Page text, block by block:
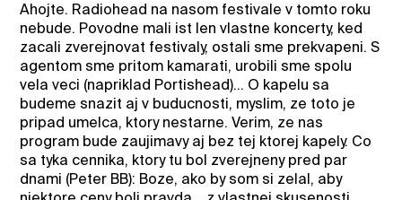
Ahojte. Radiohead na nasom festivale v tomto roku
nebude. Povodne mali ist len vlastne koncerty, ked
zacali zverejnovat festivaly, ostali sme prekvapeni. S
agentom sme pritom kamarati, urobili sme spolu
vela veci (napriklad Portishead)... O kapelu sa
budeme snazit aj v buducnosti, myslim, ze toto je
pripad umelca, ktory nestarne. Verim, ze nas
program bude zaujimavy aj bez tej ktorej kapely. Co
sa tyka cennika, ktory tu bol zverejneny pred par
dnami (Peter BB): Boze, ako by som si zelal, aby